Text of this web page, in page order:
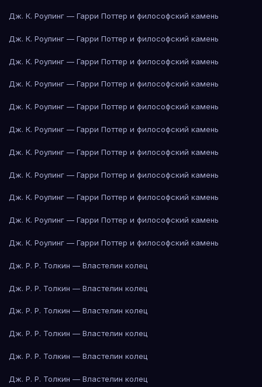
Дж. К. Роулинг — Гарри Поттер и философский камень
Дж. К. Роулинг — Гарри Поттер и философский камень
Дж. К. Роулинг — Гарри Поттер и философский камень
Дж. К. Роулинг — Гарри Поттер и философский камень
Дж. К. Роулинг — Гарри Поттер и философский камень
Дж. К. Роулинг — Гарри Поттер и философский камень
Дж. К. Роулинг — Гарри Поттер и философский камень
Дж. К. Роулинг — Гарри Поттер и философский камень
Дж. К. Роулинг — Гарри Поттер и философский камень
Дж. К. Роулинг — Гарри Поттер и философский камень
Дж. К. Роулинг — Гарри Поттер и философский камень
Дж. Р. Р. Толкин — Властелин колец
Дж. Р. Р. Толкин — Властелин колец
Дж. Р. Р. Толкин — Властелин колец
Дж. Р. Р. Толкин — Властелин колец
Дж. Р. Р. Толкин — Властелин колец
Дж. Р. Р. Толкин — Властелин колец